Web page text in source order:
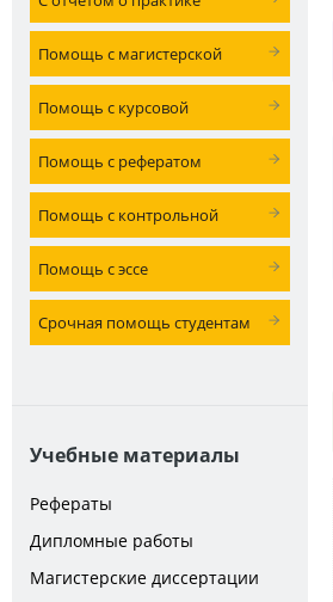
Помощь с магистерской
Помощь с курсовой
Помощь с рефератом
Помощь с контрольной
Помощь с эссе
Срочная помощь студентам
Учебные материалы
Рефераты
Дипломные работы
Магистерские диссертации